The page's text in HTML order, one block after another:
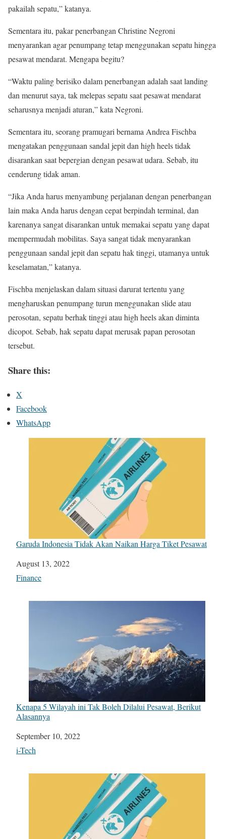
pakailah sepatu,” katanya.
Sementara itu, pakar penerbangan Christine Negroni
menyarankan agar penumpang tetap menggunakan sepatu hingga
pesawat mendarat. Mengapa begitu?
“Waktu paling berisiko dalam penerbangan adalah saat landing
dan menurut saya, tak melepas sepatu saat pesawat mendarat
seharusnya menjadi aturan,” kata Negroni.
Sementara itu, seorang pramugari bernama Andrea Fischba
mengatakan penggunaan sandal jepit dan high heels tidak
disarankan saat bepergian dengan pesawat udara. Sebab, itu
cenderung tidak aman.
“Jika Anda harus menyambung perjalanan dengan penerbangan
lain maka Anda harus dengan cepat berpindah terminal, dan
karenanya sangat disarankan untuk memakai sepatu yang dapat
mempermudah mobilitas. Saya sangat tidak menyarankan
penggunaan sandal jepit dan sepatu hak tinggi, utamanya untuk
keselamatan,” katanya.
Fischba menjelaskan dalam situasi darurat tertentu yang
mengharuskan penumpang turun menggunakan slide atau
perosotan, sepatu berhak tinggi atau high heels akan diminta
dicopot. Sebab, hak sepatu dapat merusak papan perosotan
tersebut.
Share this:
X
Facebook
WhatsApp
Garuda Indonesia Tidak Akan Naikan Harga Tiket Pesawat
Date
August 13, 2022
In relation to
Finance
Kenapa 5 Wilayah ini Tak Boleh Dilalui Pesawat, Berikut
Alasannya
Date
September 10, 2022
In relation to
i-Tech